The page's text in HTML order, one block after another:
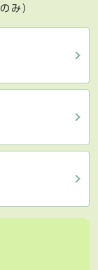
み）